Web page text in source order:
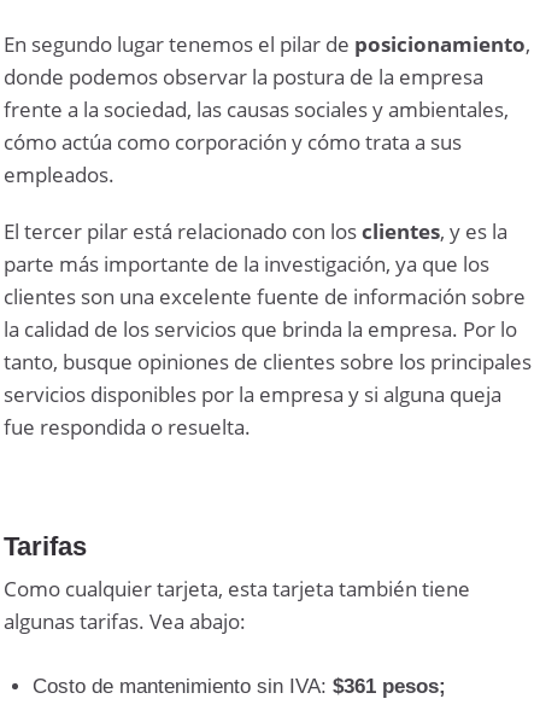
En segundo lugar tenemos el pilar de posicionamiento,
donde podemos observar la postura de la empresa
frente a la sociedad, las causas sociales y ambientales,
cómo actúa como corporación y cómo trata a sus
empleados.
El tercer pilar está relacionado con losclientes, y es la
parte más importante de la investigación, ya que los
clientes son una excelente fuente de información sobre
la calidad de los servicios que brinda la empresa. Por lo
tanto, busque opiniones de clientes sobre los principales
servicios disponibles por la empresa y si alguna queja
fue respondida o resuelta.
Tarifas
Como cualquier tarjeta, esta tarjeta también tiene
algunas tarifas. Vea abajo:
Costo de mantenimiento sin IVA:$361 pesos;